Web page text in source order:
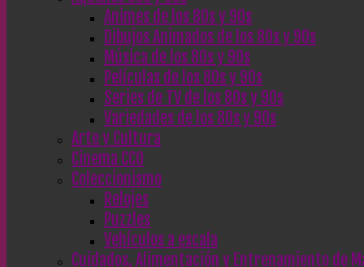
Animes de los 80s y 90s
Dibujos Animados de los 80s y 90s
Música de los 80s y 90s
Películas de los 80s y 90s
Series de TV de los 80s y 90s
Variedades de los 80s y 90s
Arte y Cultura
Cinema CC0
Coleccionismo
Relojes
Puzzles
Vehículos a escala
Cuidados, Alimentación y Entrenamiento de